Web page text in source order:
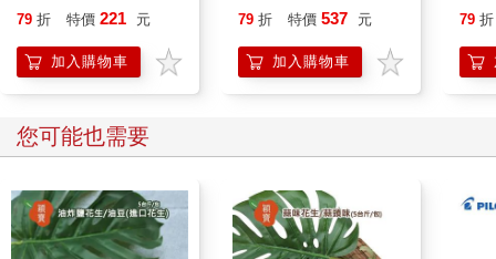
79 折 特價 221 元
加入購物車
79 折 特價 537 元
加入購物車
79 折
您可能也需要